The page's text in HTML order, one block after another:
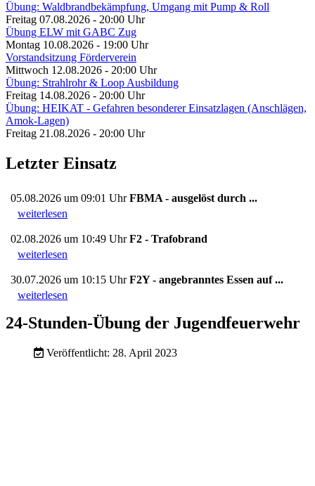
Übung: Waldbrandbekämpfung, Umgang mit Pump & Roll
Freitag 07.08.2026 - 20:00 Uhr
Übung ELW mit GABC Zug
Montag 10.08.2026 - 19:00 Uhr
Vorstandsitzung Förderverein
Mittwoch 12.08.2026 - 20:00 Uhr
Übung: Strahlrohr & Loop Ausbildung
Freitag 14.08.2026 - 20:00 Uhr
Übung: HEIKAT - Gefahren besonderer Einsatzlagen (Anschlägen,
Amok-Lagen)
Freitag 21.08.2026 - 20:00 Uhr
Letzter Einsatz
05.08.2026 um 09:01 UhrFBMA - ausgelöst durch ...
weiterlesen
02.08.2026 um 10:49 UhrF2 - Trafobrand
weiterlesen
30.07.2026 um 10:15 UhrF2Y - angebranntes Essen auf ...
weiterlesen
24-Stunden-Übung der Jugendfeuerwehr
Veröffentlicht: 28. April 2023